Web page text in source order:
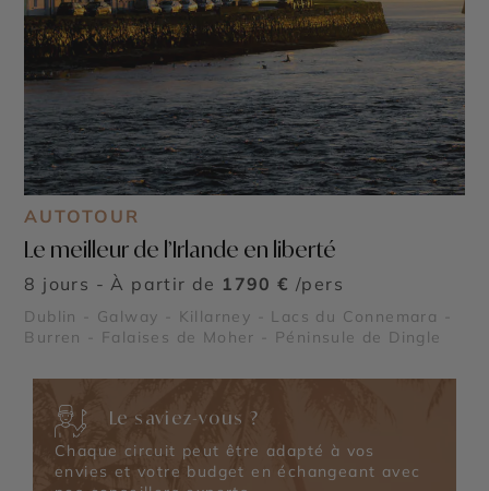
AUTOTOUR
Le meilleur de l’Irlande en liberté
8 jours - À partir de 1790 € /pers
Dublin - Galway - Killarney - Lacs du Connemara -
Burren - Falaises de Moher - Péninsule de Dingle
Le saviez-vous ?
Chaque circuit peut être adapté à vos
envies et votre budget en échangeant avec